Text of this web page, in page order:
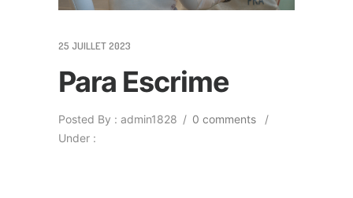
25 JUILLET 2023
Para Escrime
Posted By : admin1828 / 0 comments
/
Under :